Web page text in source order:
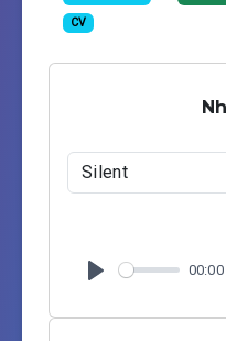
CV
l
00:00